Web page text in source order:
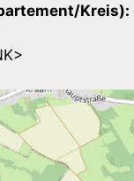
Kreis):